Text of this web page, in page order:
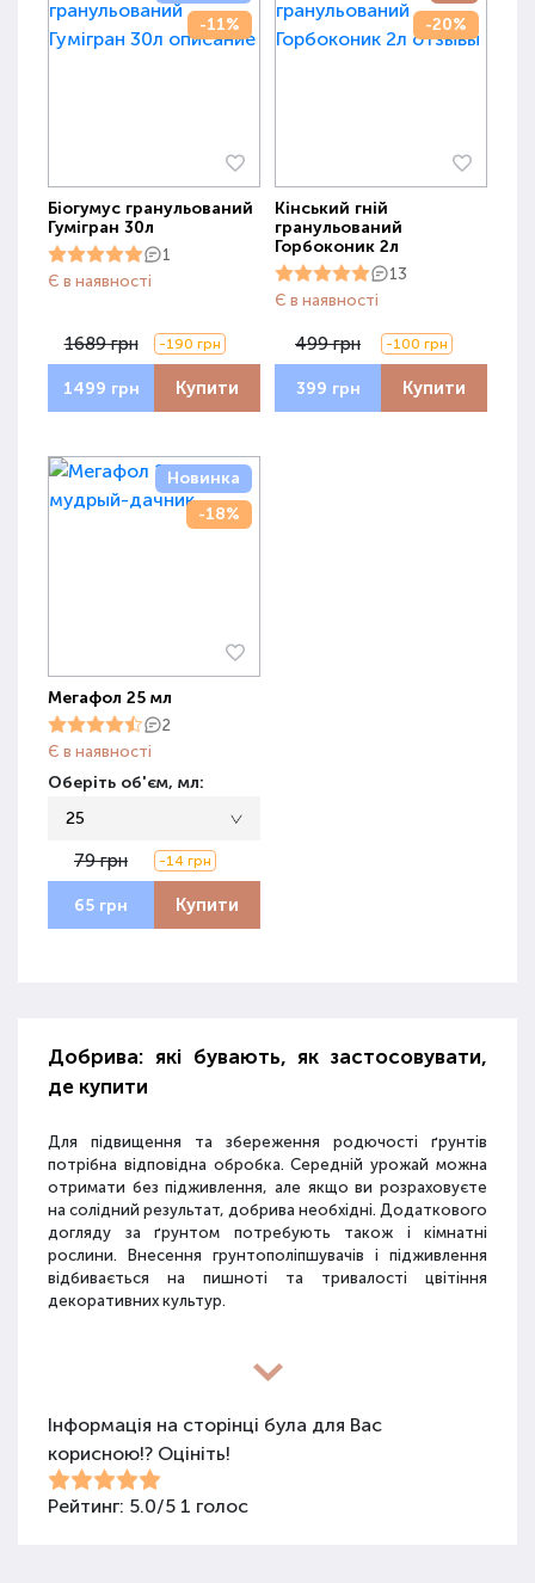
-11%
Біогумус гранульований
Гумігран 30л
1
Є в наявності
1689 грн -190 грн
1499 грн Купити
-20%
Кінський гній
гранульований
Горбоконик 2л
13
Є в наявності
499 грн -100 грн
399 грн Купити
Новинка
-18%
Мегафол 25 мл
2
Є в наявності
Оберіть об'єм, мл:
25
79 грн -14 грн
65 грн Купити
Добрива: які бувають, як застосовувати,
де купити
Для підвищення та збереження родючості ґрунтів
потрібна відповідна обробка. Середній урожай можна
отримати без підживлення, але якщо ви розраховуєте
на солідний результат, добрива необхідні. Додаткового
догляду за ґрунтом потребують також і кімнатні
рослини. Внесення грунтополіпшувачів і підживлення
відбивається на пишноті та тривалості цвітіння
декоративних культур.
Різновиди засобів для покращення
Для покращення поживних якостей ґрунту
використовуються різні види засобів: мінеральні
добрива, органічні суміші, засоби змішаного типу,
Інформація на сторінці була для Вас
корисною!? Оцініть!
Рейтинг: 5.0/5 1 голос